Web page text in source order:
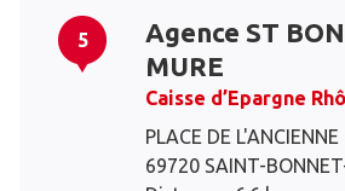
5
Agence ST
MURE
Caisse d’Epargne
PLACE DE
69720 SAINT-